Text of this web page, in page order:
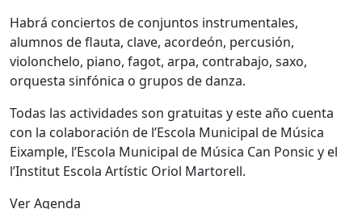
Habrá conciertos de conjuntos instrumentales,
alumnos de flauta, clave, acordeón, percusión,
violonchelo, piano, fagot, arpa, contrabajo, saxo,
orquesta sinfónica o grupos de danza.
Todas las actividades son gratuitas y este año cuenta
con la colaboración de l’Escola Municipal de Música
Eixample, l’Escola Municipal de Música Can Ponsic y el
l’Institut Escola Artístic Oriol Martorell.
Ver Agenda